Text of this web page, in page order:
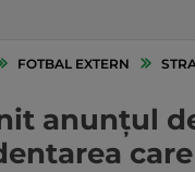
FOTBAL EXTERN
anunțul